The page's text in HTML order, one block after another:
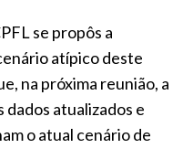
se propôs a
atípico deste
na próxima reunião, a
atualizados e
o atual cenário de